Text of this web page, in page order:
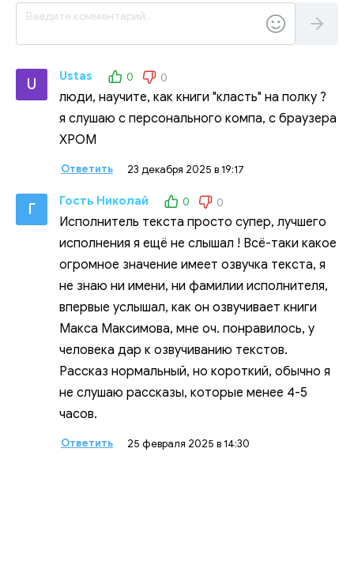
U Ustas 0 0
люди, научите, как книги "класть" на полку ?
я слушаю с персонального компа, с браузера
ХРОМ
Ответить 23 декабря 2025 в 19:17
Г Гость Николай 0 0
Исполнитель текста просто супер, лучшего
исполнения я ещё не слышал ! Всё-таки какое
огромное значение имеет озвучка текста, я
не знаю ни имени, ни фамилии исполнителя,
впервые услышал, как он озвучивает книги
Макса Максимова, мне оч. понравилось, у
человека дар к озвучиванию текстов.
Рассказ нормальный, но короткий, обычно я
не слушаю рассказы, которые менее 4-5
часов.
Ответить 25 февраля 2025 в 14:30